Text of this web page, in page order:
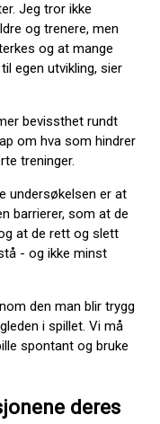
Jeg tror ikke
og trenere, men
og at mange
egen utvikling, sier
bevissthet rundt
om hva som hindrer
treninger.
undersøkelsen er at
barrierer, som at de
at de rett og slett
- og ikke minst
den man blir trygg
i spillet. Vi må
spontant og bruke
deres